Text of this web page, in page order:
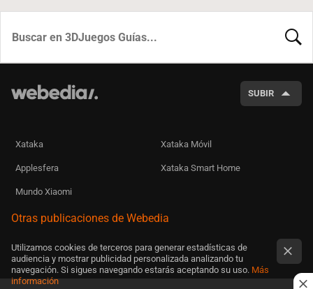
SUBIR
Xataka Xataka Móvil
Applesfera Xataka Smart Home
Mundo Xiaomi
Otras publicaciones de Webedia
Utilizamos cookies de terceros para generar estadísticas de
audiencia y mostrar publicidad personalizada analizando tu
navegación. Si sigues navegando estarás aceptando su uso. Más
información